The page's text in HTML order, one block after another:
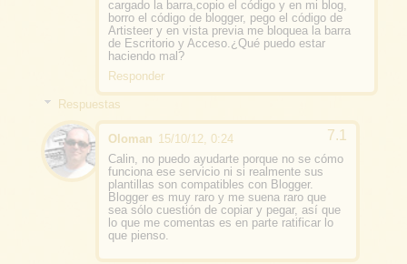
cargado la barra,copio el código y en mi blog,
borro el código de blogger, pego el código de
Artisteer y en vista previa me bloquea la barra
de Escritorio y Acceso.¿Qué puedo estar
haciendo mal?
Responder
Respuestas
Oloman 15/10/12, 0:24
Calin, no puedo ayudarte porque no se cómo
funciona ese servicio ni si realmente sus
plantillas son compatibles con Blogger.
Blogger es muy raro y me suena raro que
sea sólo cuestión de copiar y pegar, así que
lo que me comentas es en parte ratificar lo
que pienso.